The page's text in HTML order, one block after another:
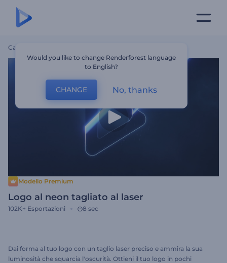
Casa
Modello Premium
Logo al neon tagliato al laser
102K+ Esportazioni 8 sec
Dai forma al tuo logo con un taglio laser preciso e ammira la sua
luminosità che squarcia l'oscurità. Ottieni il tuo logo in pochi
Would you like to change Renderforest language
to English?
CHANGE No, thanks